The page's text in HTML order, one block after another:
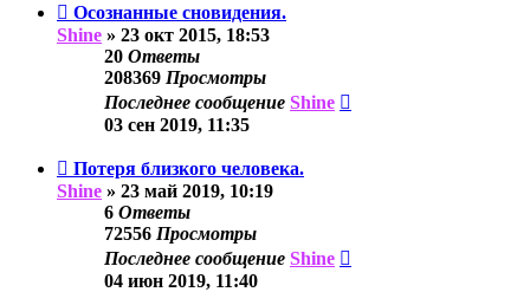
Осознанные сновидения.
Shine » 23 окт 2015, 18:53
20 Ответы
208369 Просмотры
Последнее сообщение Shine
03 сен 2019, 11:35
Потеря близкого человека.
Shine » 23 май 2019, 10:19
6 Ответы
72556 Просмотры
Последнее сообщение Shine
04 июн 2019, 11:40